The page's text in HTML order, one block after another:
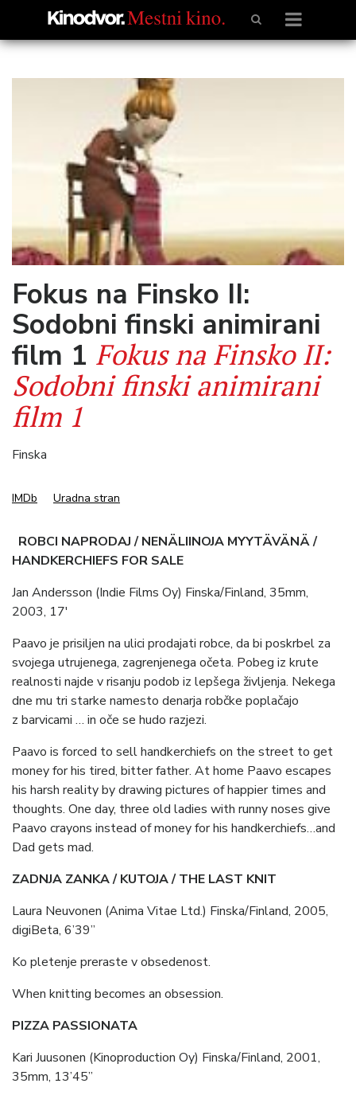
Fokus na Finsko II:
Sodobni finski animirani
film 1 Fokus na Finsko II:
Sodobni finski animirani
film 1
Finska
IMDb Uradna stran
ROBCI NAPRODAJ / NENÄLIINOJA MYYTÄVÄNÄ /
HANDKERCHIEFS FOR SALE
Jan Andersson (Indie Films Oy) Finska/Finland, 35mm,
2003, 17′
Paavo je prisiljen na ulici prodajati robce, da bi poskrbel za
svojega utrujenega, zagrenjenega očeta. Pobeg iz krute
realnosti najde v risanju podob iz lepšega življenja. Nekega
dne mu tri starke namesto denarja robčke poplačajo
z barvicami … in oče se hudo razjezi.
Paavo is forced to sell handkerchiefs on the street to get
money for his tired, bitter father. At home Paavo escapes
his harsh reality by drawing pictures of happier times and
thoughts. One day, three old ladies with runny noses give
Paavo crayons instead of money for his handkerchiefs…and
Dad gets mad.
ZADNJA ZANKA / KUTOJA / THE LAST KNIT
Laura Neuvonen (Anima Vitae Ltd.) Finska/Finland, 2005,
digiBeta, 6’39”
Ko pletenje preraste v obsedenost.
When knitting becomes an obsession.
PIZZA PASSIONATA
Kari Juusonen (Kinoproduction Oy) Finska/Finland, 2001,
35mm, 13’45”